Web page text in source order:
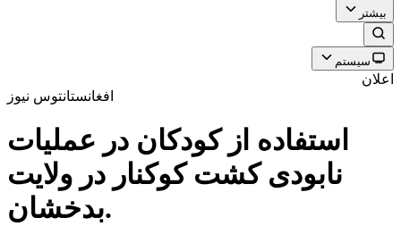
بیشتر
سیستم
اعلان
افغانستانتوس نیوز
استفاده از كودكان در عمليات
نابودى كشت كوكنار در ولايت
بدخشان.